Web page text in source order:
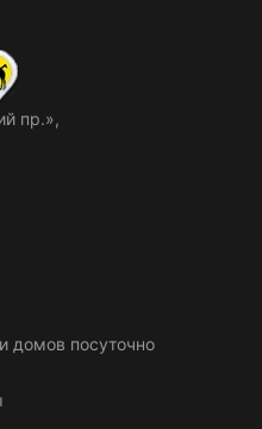
пр.»,
домов посуточно